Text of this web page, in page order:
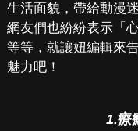
生活面貌，帶給動漫
網友們也紛紛表示「
等等，就讓妞編輯來
魅力吧！
1.療